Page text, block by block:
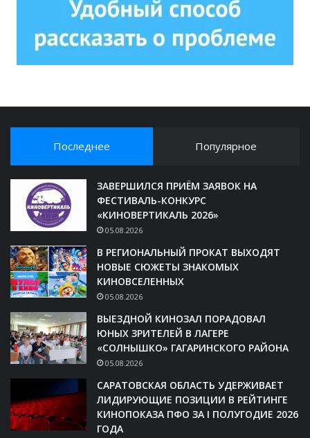
Последнее Популярное
ЗАВЕРШИЛСЯ ПРИЁМ ЗАЯВОК НА
ФЕСТИВАЛЬ-КОНКУРС
«КИНОВЕРТИКАЛЬ 2026»
05.08.2026
В РЕГИОНАЛЬНЫЙ ПРОКАТ ВЫХОДЯТ
НОВЫЕ СЮЖЕТЫ ЗНАКОМЫХ
КИНОВСЕЛЕННЫХ
05.08.2026
ВЫЕЗДНОЙ КИНОЗАЛ ПОРАДОВАЛ
ЮНЫХ ЗРИТЕЛЕЙ В ЛАГЕРЕ
«СОЛНЫШКО» ГАГАРИНСКОГО РАЙОНА
05.08.2026
САРАТОВСКАЯ ОБЛАСТЬ УДЕРЖИВАЕТ
ЛИДИРУЮЩИЕ ПОЗИЦИИ В РЕЙТИНГЕ
КИНОПОКАЗА ПФО ЗА I ПОЛУГОДИЕ 2026
ГОДА